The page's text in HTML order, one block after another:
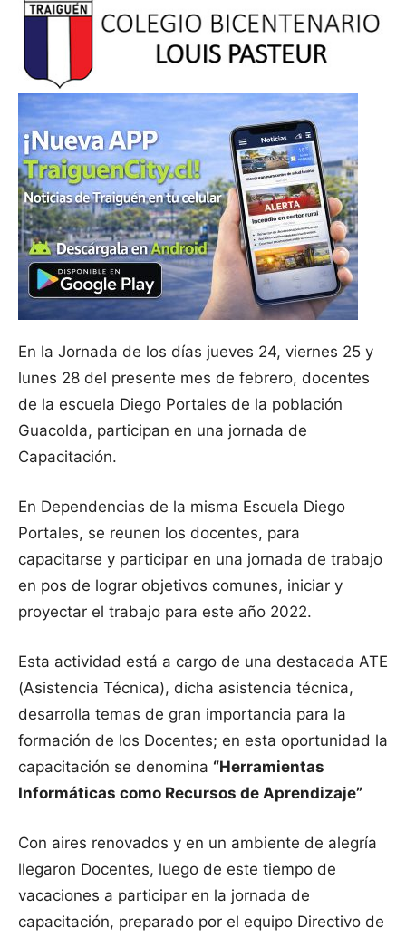
En la Jornada de los días jueves 24, viernes 25 y
lunes 28 del presente mes de febrero, docentes
de la escuela Diego Portales de la población
Guacolda, participan en una jornada de
Capacitación.
En Dependencias de la misma Escuela Diego
Portales, se reunen los docentes, para
capacitarse y participar en una jornada de trabajo
en pos de lograr objetivos comunes, iniciar y
proyectar el trabajo para este año 2022.
Esta actividad está a cargo de una destacada ATE
(Asistencia Técnica), dicha asistencia técnica,
desarrolla temas de gran importancia para la
formación de los Docentes; en esta oportunidad la
capacitación se denomina “Herramientas
Informáticas como Recursos de Aprendizaje”
Con aires renovados y en un ambiente de alegría
llegaron Docentes, luego de este tiempo de
vacaciones a participar en la jornada de
capacitación, preparado por el equipo Directivo de